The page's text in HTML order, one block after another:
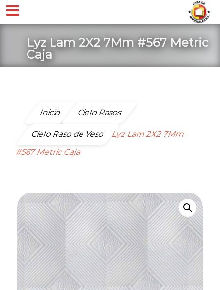
Lyz Lam 2X2 7Mm #567 Metric
Caja
Inicio Cielo Rasos
Cielo Raso de Yeso
Lyz Lam 2X2 7Mm
#567 Metric Caja